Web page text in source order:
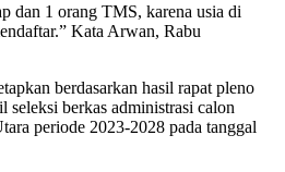
dan 1 orang TMS, karena usia di
Kata Arwan, Rabu
berdasarkan hasil rapat pleno
seleksi berkas administrasi calon
periode 2023-2028 pada tanggal